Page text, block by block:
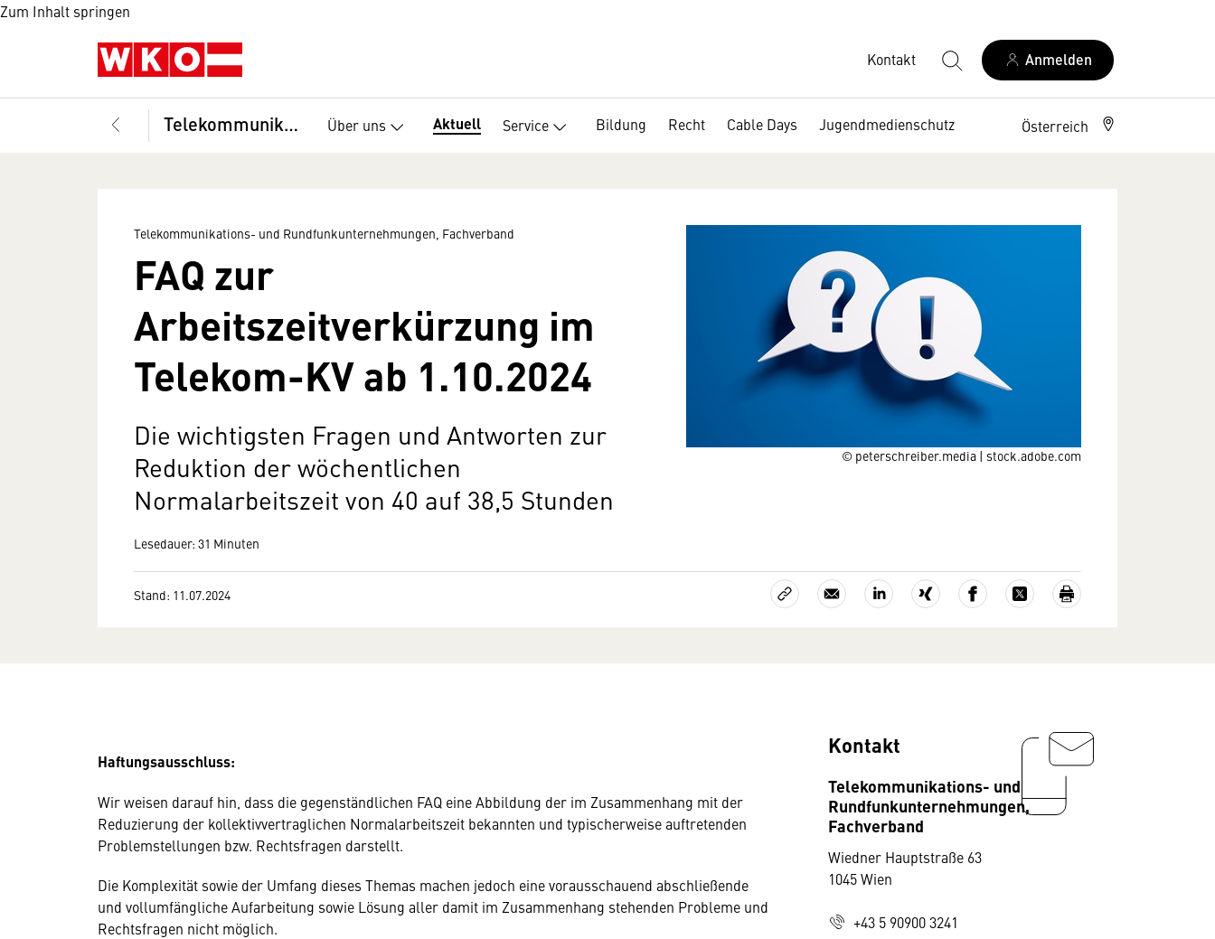
Zum Inhalt springen
Kontakt Anmelden
Telekommunikations- und Rundfunkunternehmungen, Fachverband Über uns Aktuell Service Bildung Recht Cable Days Jugendmedienschutz Österreich
© peterschreiber.media | stock.adobe.com
Telekommunikations- und Rundfunkunternehmungen, Fachverband
FAQ zur
Arbeitszeitverkürzung im
Telekom-KV ab 1.10.2024
Die wichtigsten Fragen und Antworten zur
Reduktion der wöchentlichen
Normalarbeitszeit von 40 auf 38,5 Stunden
Lesedauer: 31 Minuten
Stand: 11.07.2024
Haftungsausschluss:
Wir weisen darauf hin, dass die gegenständlichen FAQ eine Abbildung der im Zusammenhang mit der
Reduzierung der kollektivvertraglichen Normalarbeitszeit bekannten und typischerweise auftretenden
Problemstellungen bzw. Rechtsfragen darstellt.
Die Komplexität sowie der Umfang dieses Themas machen jedoch eine vorausschauend abschließende
und vollumfängliche Aufarbeitung sowie Lösung aller damit im Zusammenhang stehenden Probleme und
Rechtsfragen nicht möglich.
Kontakt
Telekommunikations- und
Rundfunkunternehmungen,
Fachverband
Wiedner Hauptstraße 63
1045 Wien
+43 5 90900 3241